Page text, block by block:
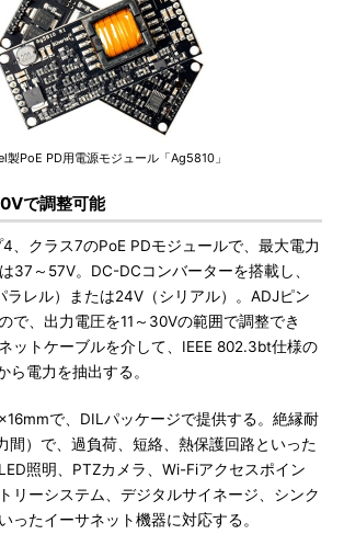
製PoE PD用電源モジュール「Ag5810」
で調整可能
、クラス7のPoE PDモジュールで、最大電力
37～57V。DC-DCコンバーターを搭載し、
ラレル）または24V（シリアル）。ADJピン
で、出力電圧を11～30Vの範囲で調整でき
ットケーブルを介して、IEEE 802.3bt仕様の
ら電力を抽出する。
で、DILパッケージで提供する。絶縁耐
間）で、過負荷、短絡、熱保護回路といった
照明、PTZカメラ、Wi-Fiアクセスポイン
リーシステム、デジタルサイネージ、シンク
ったイーサネット機器に対応する。